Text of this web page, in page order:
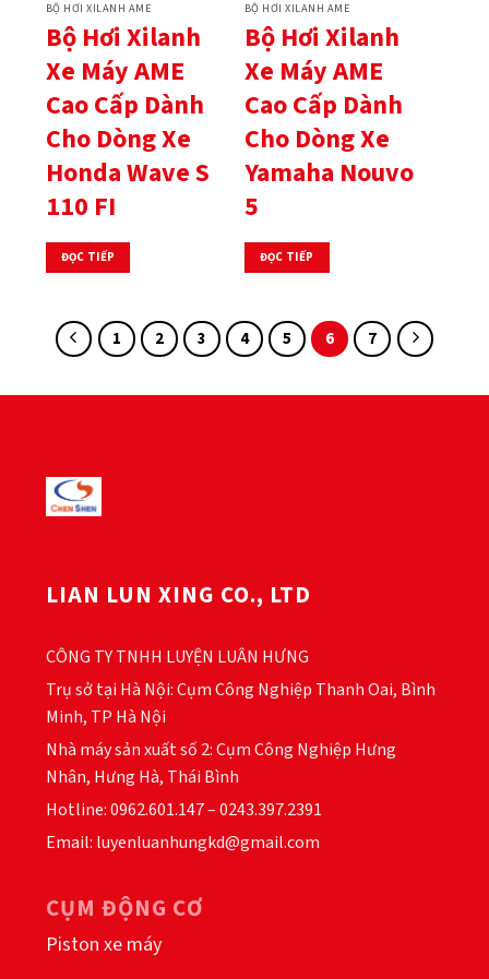
BỘ HƠI XILANH AME
Bộ Hơi Xilanh
Xe Máy AME
Cao Cấp Dành
Cho Dòng Xe
Honda Wave S
110 FI
ĐỌC TIẾP
BỘ HƠI XILANH AME
Bộ Hơi Xilanh
Xe Máy AME
Cao Cấp Dành
Cho Dòng Xe
Yamaha Nouvo
5
ĐỌC TIẾP
1 2 3 4 5 6 7
LIAN LUN XING CO., LTD
CÔNG TY TNHH LUYỆN LUÂN HƯNG
Trụ sở tại Hà Nội: Cụm Công Nghiệp Thanh Oai, Bình
Minh, TP Hà Nội
Nhà máy sản xuất số 2: Cụm Công Nghiệp Hưng
Nhân, Hưng Hà, Thái Bình
Hotline: 0962.601.147 – 0243.397.2391
Email: luyenluanhungkd@gmail.com
CỤM ĐỘNG CƠ
Piston xe máy